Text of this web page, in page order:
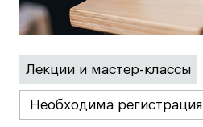
Fashion Summer
Проект с Microsoft
Подобрать программу
Лекции и мастер-классы
Необходима регистрация